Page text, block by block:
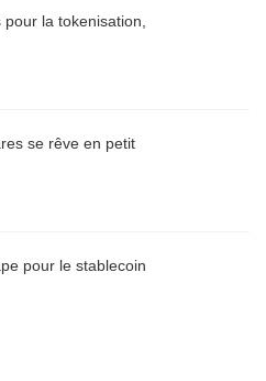
la tokenisation,
se rêve en petit
pour le stablecoin